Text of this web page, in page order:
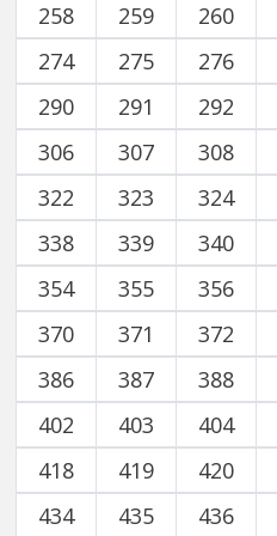
258 259 260
274
275 276
290
291 292
306
307 308
322
323 324
338
339 340
354
355 356
370
371 372
386
387 388
402
403 404
418
419 420
434
435 436